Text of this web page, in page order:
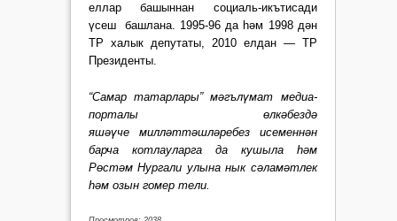
еллар башыннан социаль-икътисади
үсеш башлана. 1995-96 да һәм 1998 дән
ТР халык депутаты, 2010 елдан — ТР
Президенты.
“Самар татарлары” мәгъ­лүмат медиа-
порталы өлкәбездә
яшәүче милләттәшләребез исеменнән
барча котлауларга да кушыла һәм
Рөстәм Нургали улына нык сәламәтлек
һәм озын гомер тели.